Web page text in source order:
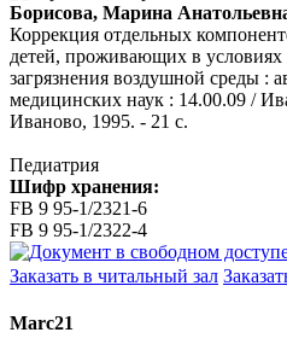
Борисова, Марина
Коррекция отдельных
детей, проживающих в
загрязнения воздушной среды :
медицинских наук : 14.00.09 /
Иваново, 1995. - 21 с.
Педиатрия
Шифр хранения:
FB 9 95-1/2321-6
FB 9 95-1/2322-4
Заказать в читальный зал
Marc21